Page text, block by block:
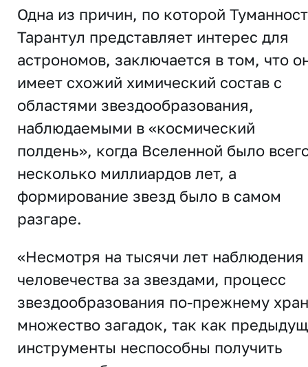
Одна из причин, по которой
Тарантул представляет интерес для
астрономов, заключается в том, что
имеет схожий химический состав с
областями звездообразования,
наблюдаемыми в «космический
полдень», когда Вселенной было
несколько миллиардов лет, а
формирование звезд было в самом
разгаре.
«Несмотря на тысячи лет наблюдения
человечества за звездами, процесс
звездообразования по-прежнему
множество загадок, так как
инструменты неспособны получить